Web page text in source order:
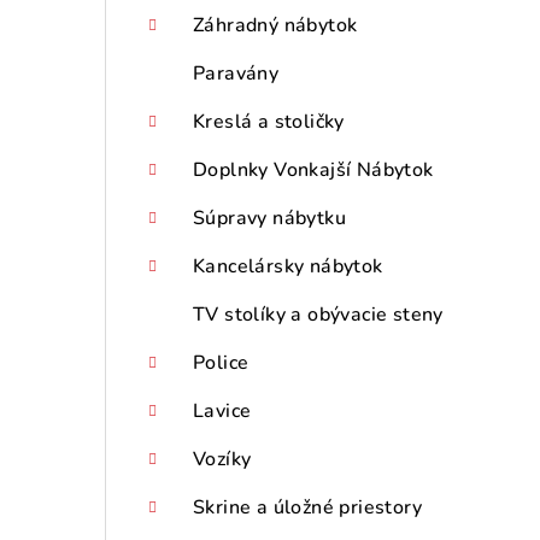
Záhradný nábytok
Paravány
Kreslá a stoličky
Doplnky Vonkajší Nábytok
Súpravy nábytku
Kancelársky nábytok
TV stolíky a obývacie steny
Police
Lavice
Vozíky
Skrine a úložné priestory